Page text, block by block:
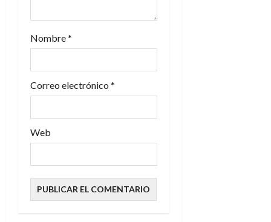
d
s
Nombre*
Correo electrónico *
Web